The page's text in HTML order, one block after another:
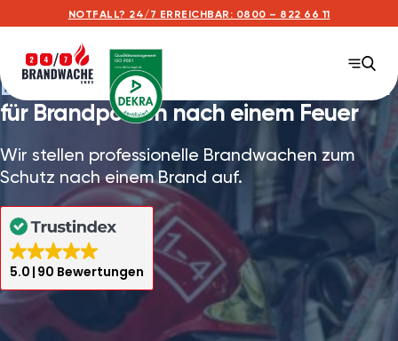
NOTFALL? 24/7 ERREICHBAR: 0800 – 822 66 11
Brandwache 24/7 GmbH
– Ihr Partner
für Brandposten nach einem Feuer
Wir stellen professionelle Brandwachen zum
Schutz nach einem Brand auf.
5.0 90 Bewertungen